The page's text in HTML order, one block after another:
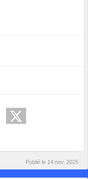
Publié le 14 nov. 2025